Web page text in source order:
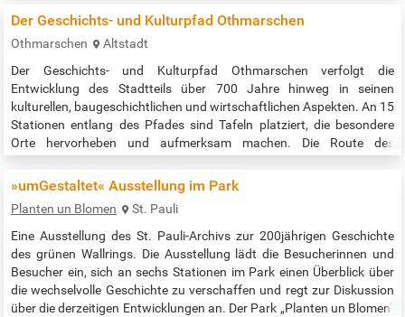
Der Geschichts- und Kulturpfad Othmarschen
Othmarschen
Altstadt
Der Geschichts- und Kulturpfad Othmarschen verfolgt die
Entwicklung des Stadtteils über 700 Jahre hinweg in seinen
kulturellen, baugeschichtlichen und wirtschaftlichen Aspekten. An 15
Stationen entlang des Pfades sind Tafeln platziert, die besondere
Orte hervorheben und aufmerksam machen. Die Route des
ist speziell für Fahrradtouren ausgelegt. Je nach Tempo dauert sie
»umGestaltet« Ausstellung im Park
Planten un Blomen
St. Pauli
Eine Ausstellung des St. Pauli-Archivs zur 200jährigen Geschichte
des grünen Wallrings. Die Ausstellung lädt die Besucherinnen und
Besucher ein, sich an sechs Stationen im Park einen Überblick über
die wechselvolle Geschichte zu verschaffen und regt zur Diskussion
über die derzeitigen Entwicklungen an. Der Park „Planten un Blomen“